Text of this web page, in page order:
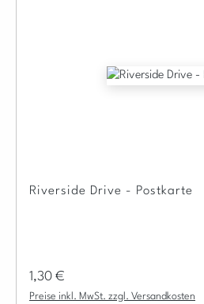
Riverside Drive - Postkarte
Regulärer Preis:
1,30 €
Preise inkl. MwSt. zzgl. Versandkosten